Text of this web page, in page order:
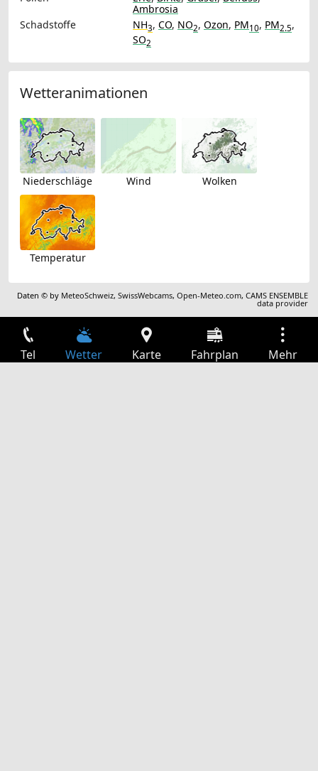
Ambrosia
Schadstoffe
NH3, CO, NO2, Ozon, PM10, PM2.5,
SO2
Wetteranimationen
Niederschläge Wind Wolken
Temperatur
Daten © by MeteoSchweiz,SwissWebcams,Open-Meteo.com,CAMS ENSEMBLE
data provider
Tel Wetter Karte Fahrplan Mehr